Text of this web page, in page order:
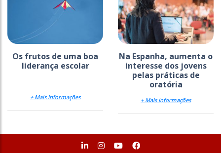
Os frutos de uma boa
liderança escolar
+ Mais Informações
Na Espanha, aumenta o
interesse dos jovens
pelas práticas de
oratória
+ Mais Informações